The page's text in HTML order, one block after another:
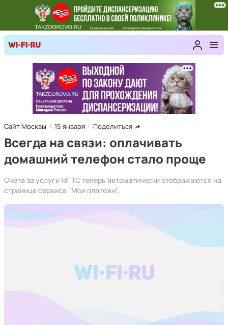
Сайт Москвы 15 января Поделиться
Всегда на связи: оплачивать
домашний телефон стало проще
Счета за услуги МГТС теперь автоматически отображаются на
странице сервиса "Мои платежи".